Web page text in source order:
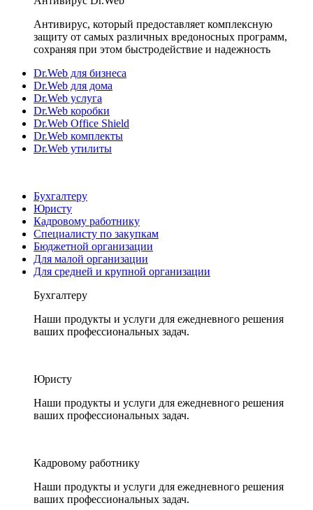
Антивирус, который предоставляет комплексную
защиту от самых различных вредоносных программ,
сохраняя при этом быстродействие и надежность
Dr.Web для бизнеса
Dr.Web для дома
Dr.Web услуга
Dr.Web коробки
Dr.Web Office Shield
Dr.Web комплекты
Dr.Web утилиты
Бухгалтеру
Юристу
Кадровому работнику
Специалисту по закупкам
Бюджетной организации
Для малой организации
Для средней и крупной организации
Бухгалтеру
Наши продукты и услуги для ежедневного решения
ваших профессиональных задач.
Юристу
Наши продукты и услуги для ежедневного решения
ваших профессиональных задач.
Кадровому работнику
Наши продукты и услуги для ежедневного решения
ваших профессиональных задач.